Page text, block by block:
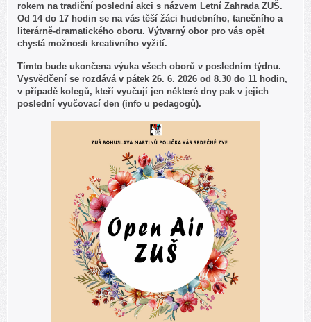
rokem na tradiční poslední akci s názvem Letní Zahrada ZUŠ.
Od 14 do 17 hodin se na vás těší žáci hudebního, tanečního a
literárně-dramatického oboru. Výtvarný obor pro vás opět
chystá možnosti kreativního vyžití.
Tímto bude ukončena výuka všech oborů v posledním týdnu.
Vysvědčení se rozdává v pátek 26. 6. 2026 od 8.30 do 11 hodin,
v případě kolegů, kteří vyučují jen některé dny pak v jejich
poslední vyučovací den (info u pedagogů).